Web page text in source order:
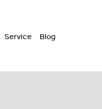
Service Blog